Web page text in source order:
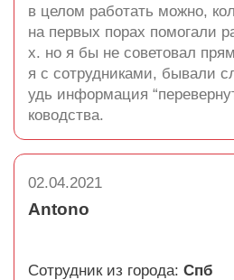
в целом работать можно,
на первых порах помогали
х. но я бы не советовал
я с сотрудниками, бывали
удь информация
ководства.
02.04.2021
Antono
Сотрудник из города: Спб